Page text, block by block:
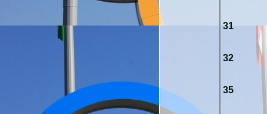
31
32
35